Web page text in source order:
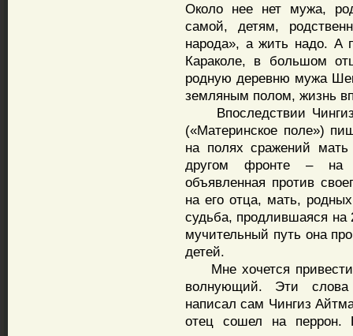
Около нее нет мужа,
самой, детям,
народа», а жить надо. А
Караколе, в большом
родную деревню мужа
земляным полом, жизнь
Впоследствии Чингиз
(«Материнское поле»)
на полях сражений
другом фронте – на
объявленная против
на его отца, мать,
судьба, продлившаяся на
мучительный путь она
детей.
Мне хочется привести
волнующий. Эти слова
написал сам Чингиз
отец сошел на перрон.